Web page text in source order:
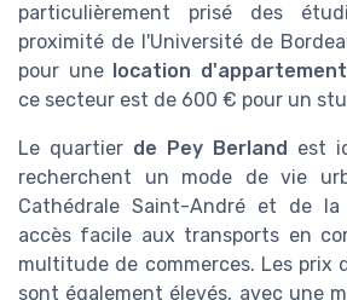
particulièrement prisé des
proximité de l'Université de
pour une
location
ce secteur est de 600 € pour un
Le quartier de Pey Berland
est
recherchent un mode de vie
Cathédrale Saint-André et de
accès facile aux transports en
multitude de commerces. Les prix
sont également élevés, avec une